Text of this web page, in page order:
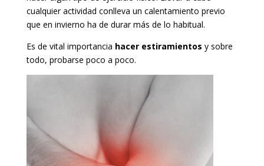
cualquier actividad conlleva un calentamiento previo
que en invierno ha de durar más de lo habitual.
Es de vital importancia hacer estiramientos y sobre
todo, probarse poco a poco.